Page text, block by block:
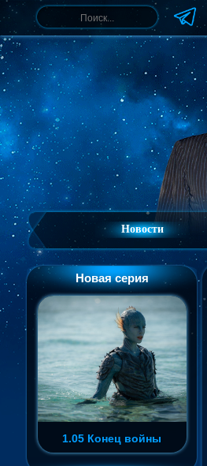
Новости
Новая серия
1.05 Конец войны